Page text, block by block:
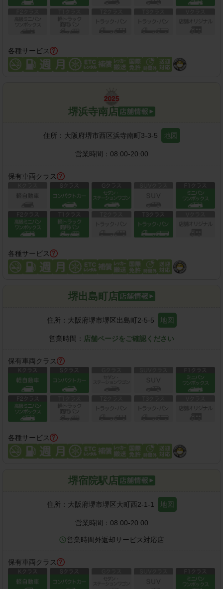
各種サービス
堺浜寺南店
住所： 大阪府堺市西区浜寺南町3-3-5 地図
営業時間： 08:00-20:00
保有車両クラス
各種サービス
堺出島町店
住所： 大阪府堺市堺区出島町2-5-5 地図
営業時間： 店舗ページをご確認ください
保有車両クラス
各種サービス
堺宿院駅店
住所： 大阪府堺市堺区大町西2-1-1 地図
営業時間： 08:00-20:00
営業時間外返却サービス対応店
保有車両クラス